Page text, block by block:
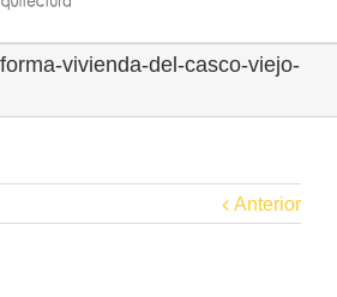
vivienda-del-casco-viejo-
Anterior